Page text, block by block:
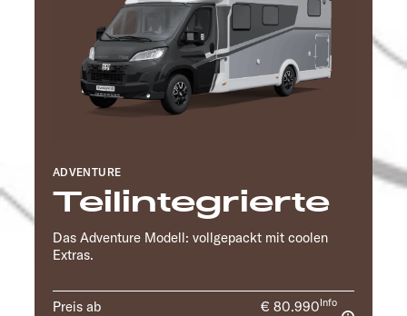
Teilintegrierte
ADVENTURE
Das Adventure Modell: vollgepackt mit coolen
Extras.
Preis ab € 80.990Info